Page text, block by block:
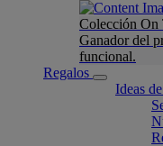
Colección On
Ganador del
funcional.
Regalos
Ideas